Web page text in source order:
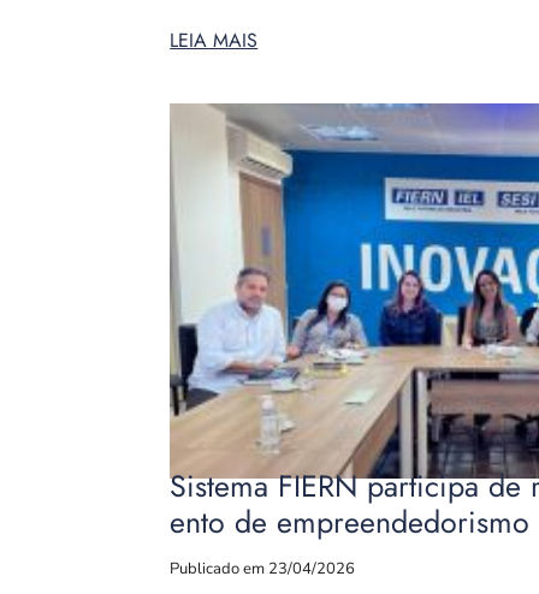
LEIA MAIS
Sistema FIERN participa
ento de
Publicado em 23/04/2026